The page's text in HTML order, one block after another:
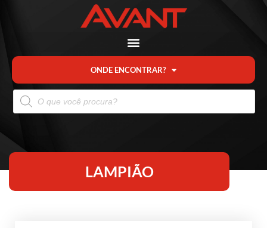
ONDE ENCONTRAR?
LAMPIÃO